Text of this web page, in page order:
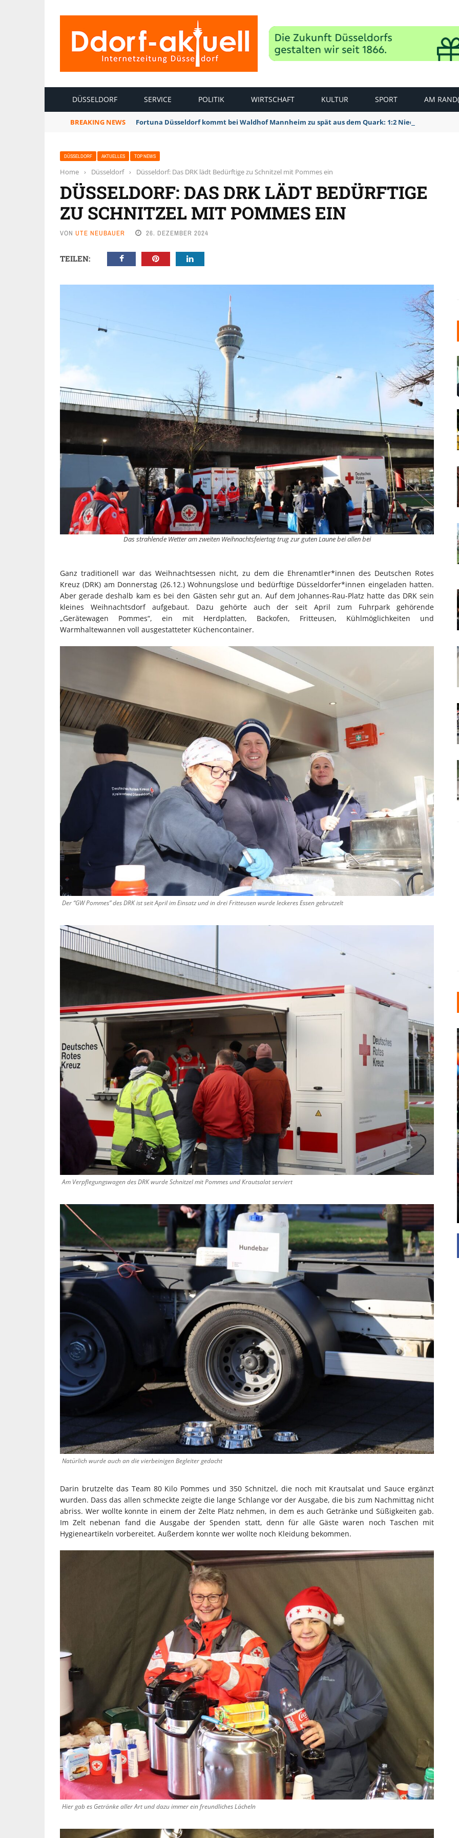
DÜSSELDORF SERVICE POLITIK WIRTSCHAFT KULTUR SPORT AM
BREAKING NEWS Fortuna Düsseldorf kommt bei Waldhof Mannheim zu spät aus dem Quark: 1:2 Niederlage
DÜSSELDORF AKTUELLES TOP NEWS
Home › Düsseldorf › Düsseldorf: Das DRK lädt Bedürftige zu Schnitzel mit Pommes ein
DÜSSELDORF: DAS DRK LÄDT BEDÜRFTIGE
ZU SCHNITZEL MIT POMMES EIN
VON UTE NEUBAUER 26. DEZEMBER 2024
TEILEN:
Das strahlende Wetter am zweiten Weihnachtsfeiertag trug zur guten Laune bei allen bei
Ganz traditionell war das Weihnachtsessen nicht, zu dem die Ehrenamtler*innen des Deutschen Rotes
Kreuz (DRK) am Donnerstag (26.12.) Wohnungslose und bedürftige Düsseldorfer*innen eingeladen hatten.
Aber gerade deshalb kam es bei den Gästen sehr gut an. Auf dem Johannes-Rau-Platz hatte das DRK sein
kleines Weihnachtsdorf aufgebaut. Dazu gehörte auch der seit April zum Fuhrpark gehörende
„Gerätewagen Pommes“, ein mit Herdplatten, Backofen, Fritteusen, Kühlmöglichkeiten und
Warmhaltewannen voll ausgestatteter Küchencontainer.
Der “GW Pommes” des DRK ist seit April im Einsatz und in drei Fritteusen wurde leckeres Essen gebrutzelt
Am Verpflegungswagen des DRK wurde Schnitzel mit Pommes und Krautsalat serviert
Natürlich wurde auch an die vierbeinigen Begleiter gedacht
Darin brutzelte das Team 80 Kilo Pommes und 350 Schnitzel, die noch mit Krautsalat und Sauce ergänzt
wurden. Dass das allen schmeckte zeigte die lange Schlange vor der Ausgabe, die bis zum Nachmittag nicht
abriss. Wer wollte konnte in einem der Zelte Platz nehmen, in dem es auch Getränke und Süßigkeiten gab.
Im Zelt nebenan fand die Ausgabe der Spenden statt, denn für alle Gäste waren noch Taschen mit
Hygieneartikeln vorbereitet. Außerdem konnte wer wollte noch Kleidung bekommen.
Hier gab es Getränke aller Art und dazu immer ein freundliches Lächeln
INDUSTRIELLER CHIC: WIE
KUNSTSTOFFFENSTER DEN
LOFT-STIL IN IHREM
EINFAMILIENHAUS
UNTERSTÜTZEN
Die Inspiration des industriellen Chics sind die
Fensterflächen. Wie so vieles wurde ...